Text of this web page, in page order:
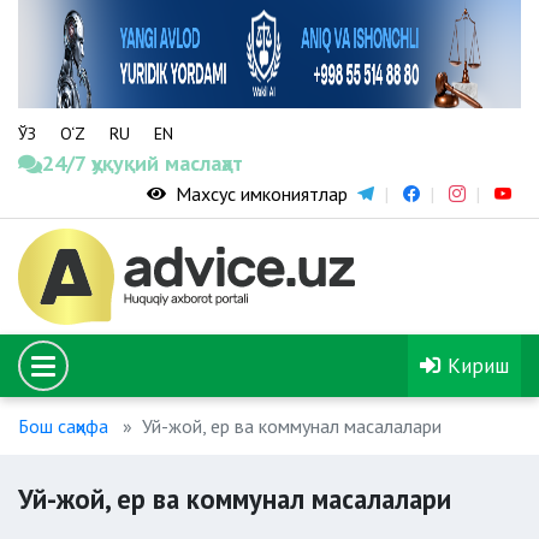
ЎЗ O‘Z RU EN
24/7 ҳуқуқий маслаҳат
Махсус имкониятлар
Кириш
Бош саҳифа Уй-жой, ер ва коммунал масалалари
Уй-жой, ер ва коммунал масалалари